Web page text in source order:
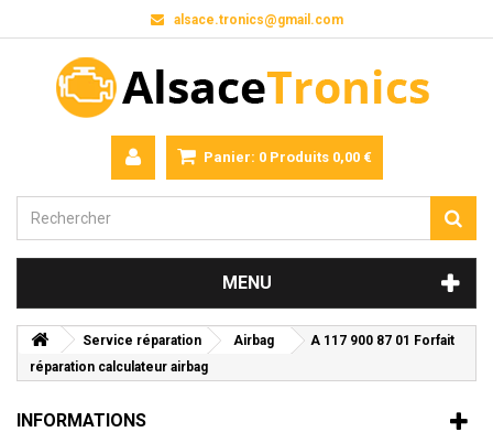
alsace.tronics@gmail.com
Panier: 0 Produits 0,00 €
MENU
Service réparation Airbag
A 117 900 87 01 Forfait
réparation calculateur airbag
INFORMATIONS